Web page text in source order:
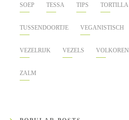
SOEP TESSA TIPS TORTILLA
TUSSENDOORTJE VEGANISTISCH
VEZELRIJK VEZELS VOLKOREN
ZALM